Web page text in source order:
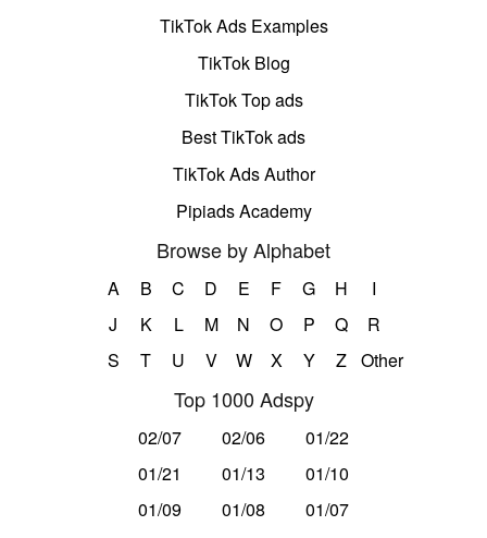
TikTok Ads Examples
TikTok Blog
TikTok Top ads
Best TikTok ads
TikTok Ads Author
Pipiads Academy
Browse by Alphabet
A B C D E F G H
I
J
K L M N O P Q
R
S
T U V W X Y Z Other
Top 1000 Adspy
02/07 02/06
01/22
01/21
01/13
01/10
01/09
01/08 01/07